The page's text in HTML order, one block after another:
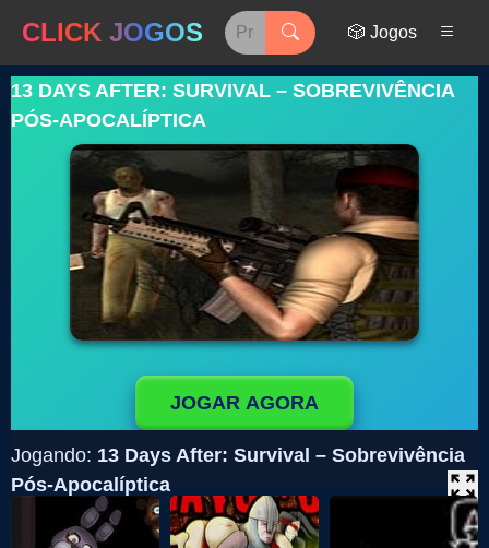
CLICK JOGOS 🎲 Jogos
13 DAYS AFTER: SURVIVAL – SOBREVIVÊNCIA
PÓS-APOCALÍPTICA
JOGAR AGORA
Jogando: 13 Days After: Survival – Sobrevivência
Pós-Apocalíptica